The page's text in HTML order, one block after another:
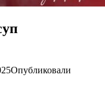
Опубликовали